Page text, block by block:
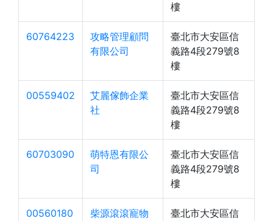
樓
60764223
攻略管理顧問
有限公司
臺北市大安區信
義路4段279號8
樓
00559402
艾麗傢飾企業
社
臺北市大安區信
義路4段279號8
樓
60703090
萌特恩有限公
司
臺北市大安區信
義路4段279號8
樓
00560180
柴源滾滾寵物
臺北市大安區信